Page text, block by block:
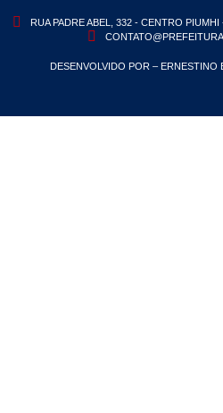
RUA PADRE ABEL, 332 - CENTRO
DESENVOLVIDO POR – ERNESTINO